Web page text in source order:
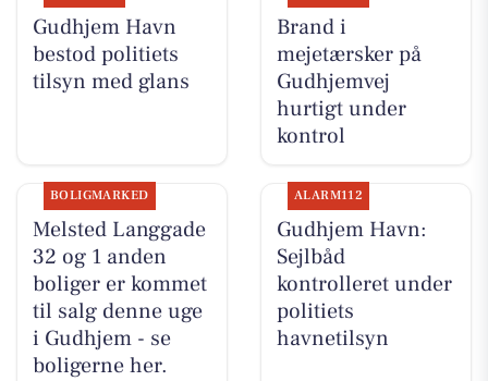
Gudhjem Havn
bestod politiets
tilsyn med glans
Brand i
mejetærsker på
Gudhjemvej
hurtigt under
kontrol
BOLIGMARKED
Melsted Langgade
32 og 1 anden
boliger er kommet
til salg denne uge
i Gudhjem - se
boligerne her.
ALARM112
Gudhjem Havn:
Sejlbåd
kontrolleret under
politiets
havnetilsyn